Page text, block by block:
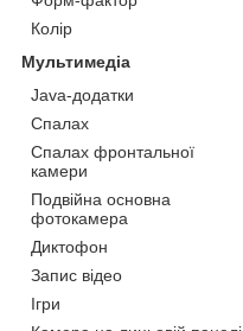
Колір
Мультимедіа
Java-додатки
Спалах
Спалах фронтальної
камери
Подвійна основна
фотокамера
Диктофон
Запис відео
Ігри